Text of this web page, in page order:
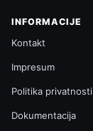
INFORMACIJE
Kontakt
Impresum
Politika privatnosti
Dokumentacija